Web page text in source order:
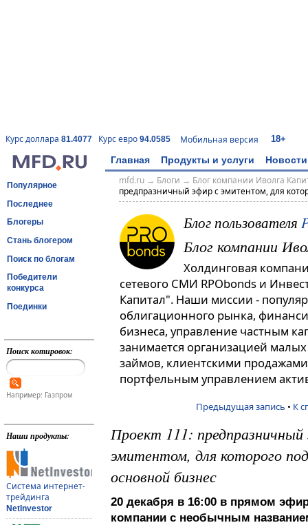
Курс доллара 81.4077 Курс евро 94.0585 Мобильная версия 18+
Главная Продукты и услуги Новости
Популярное
Последнее
Блогеры
Стань блогером
Поиск по блогам
Победители
конкурса
Поединки
Поиск котировок:
Например: Газпром
Наши продукты:
Система интернет-
трейдинга
NetInvestor
mfd.ru→ Блоги → Блог компании Иволга
предпразничный эфир с эмитентом, для
Блог пользователя
Блог компании
Холдинговая
сетевого СМИ RPObonds и
Капитал". Наши миссии -
облигационного рынка,
бизнеса, управление частным
занимается организацией
займов, клиентскими
портфельным управлением
Предыдущая запись • К
Проект 111:
эмитентом, для которого
основной бизнес
20 декабря в 16:00 в прямом
компании с необычным